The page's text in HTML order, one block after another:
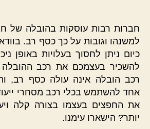
חברות רבות עוסקות בהובלה של
למשנהו וגובות על כך כסף רב.
כיום ניתן לחסוך בעלויות באופן
להשכיר בעצמכם את רכב
רכב הובלה אינה עולה כסף רב,
אחד להשתמש בכלי רכב מסחרי
את החפצים בעצמו בצורה קלה
יותר? הישארו עימנו.